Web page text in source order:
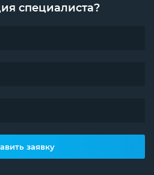
специалиста?
заявку